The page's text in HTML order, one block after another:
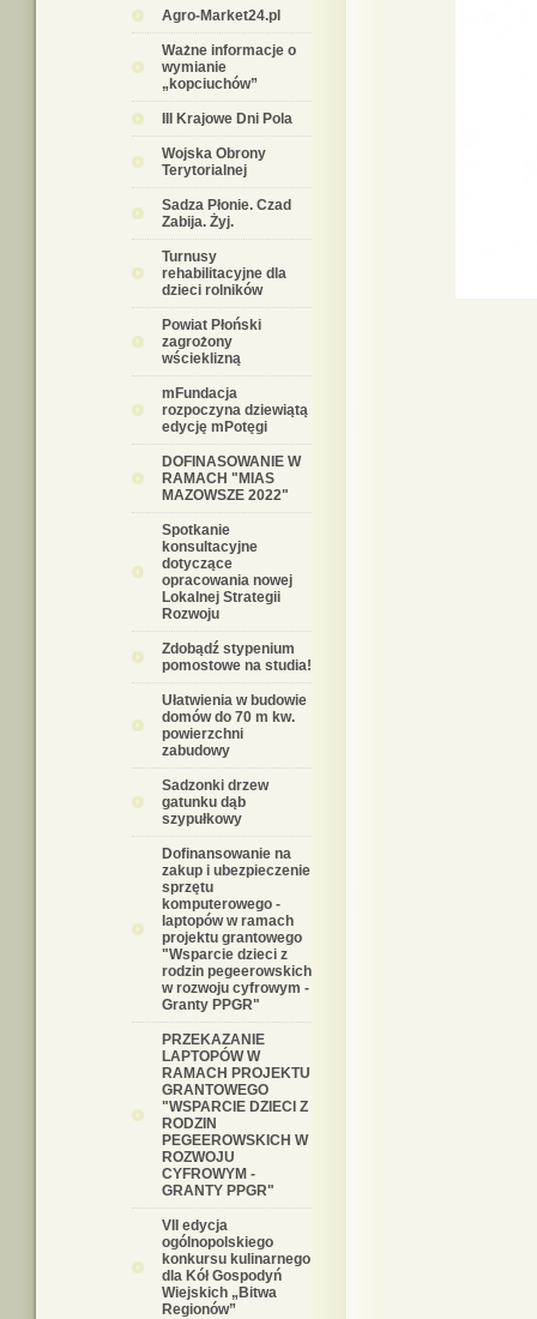
Agro-Market24.pl
Ważne informacje o
wymianie
„kopciuchów”
III Krajowe Dni Pola
Wojska Obrony
Terytorialnej
Sadza Płonie. Czad
Zabija. Żyj.
Turnusy
rehabilitacyjne dla
dzieci rolników
Powiat Płoński
zagrożony
wścieklizną
mFundacja
rozpoczyna dziewiątą
edycję mPotęgi
DOFINASOWANIE W
RAMACH "MIAS
MAZOWSZE 2022"
Spotkanie
konsultacyjne
dotyczące
opracowania nowej
Lokalnej Strategii
Rozwoju
Zdobądź stypenium
pomostowe na studia!
Ułatwienia w budowie
domów do 70 m kw.
powierzchni
zabudowy
Sadzonki drzew
gatunku dąb
szypułkowy
Dofinansowanie na
zakup i ubezpieczenie
sprzętu
komputerowego -
laptopów w ramach
projektu grantowego
"Wsparcie dzieci z
rodzin pegeerowskich
w rozwoju cyfrowym -
Granty PPGR"
PRZEKAZANIE
LAPTOPÓW W
RAMACH PROJEKTU
GRANTOWEGO
"WSPARCIE DZIECI Z
RODZIN
PEGEEROWSKICH W
ROZWOJU
CYFROWYM -
GRANTY PPGR"
VII edycja
ogólnopolskiego
konkursu kulinarnego
dla Kół Gospodyń
Wiejskich „Bitwa
Regionów”